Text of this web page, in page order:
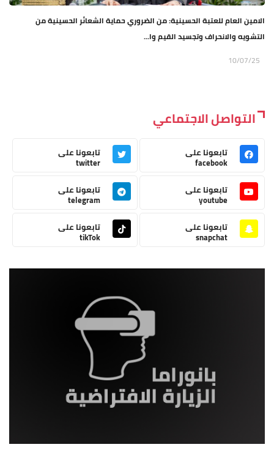
الامين العام للعتبة الحسينية: من الضروري حماية الشعائر الحسينية من
التشويه والانحراف وتجسيد القيم وا...
10/07/25
التواصل الاجتماعي
تابعونا على
facebook
تابعونا على
twitter
تابعونا على
youtube
تابعونا على
telegram
تابعونا على
snapchat
تابعونا على
tikTok